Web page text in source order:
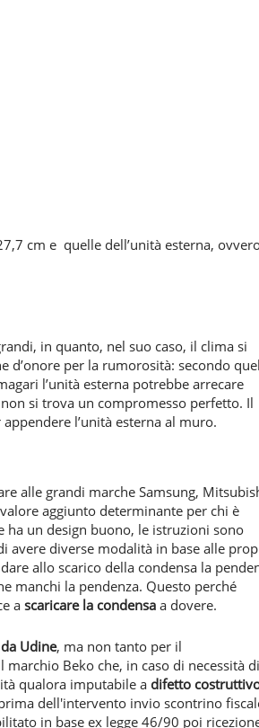
cm e quelle dell’unità esterna,
in quanto, nel suo caso, il clima si
d’onore per la rumorosità: secondo
l’unità esterna potrebbe arrecare
si trova un compromesso perfetto. Il
l’unità esterna al muro.
alle grandi marche Samsung,
aggiunto determinante per chi è
ha un design buono, le istruzioni sono
avere diverse modalità in base alle
allo scarico della condensa la
manchi la pendenza. Questo perché
a scaricare la condensa a dovere.
Udine, ma non tanto per il
Beko che, in caso di necessità di
qualora imputabile a difetto
dell'intervento invio scontrino
in base ex legge 46/90 poi